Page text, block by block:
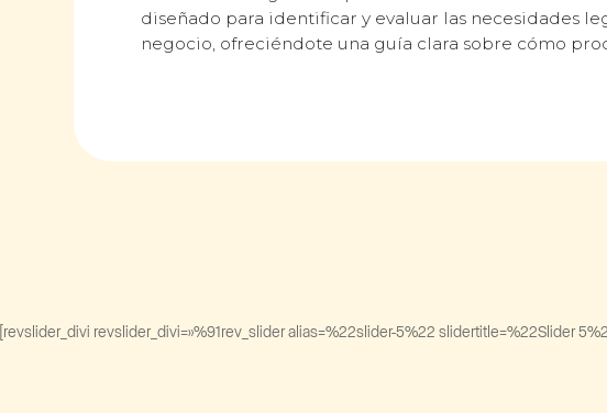
diseñado para identificar y evaluar las necesidades
negocio, ofreciéndote una guía clara sobre cómo
[revslider_divi revslider_divi=»%91rev_slider alias=%22slider-5%22 slidertitle=%22Slider